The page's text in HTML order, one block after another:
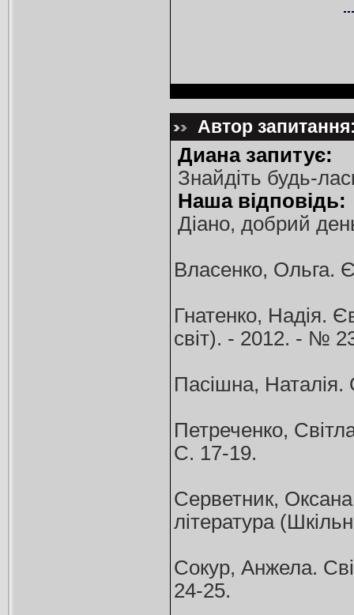
Автор
Диана запитує:
Знайдіть будь-
Наша відповідь:
Діано, добрий
Власенко, Ольга.
Гнатенко, Надія.
світ). - 2012. - №
Пасішна,
Петреченко,
С. 17-19.
Серветник,
література
Сокур, Анжела.
24-25.